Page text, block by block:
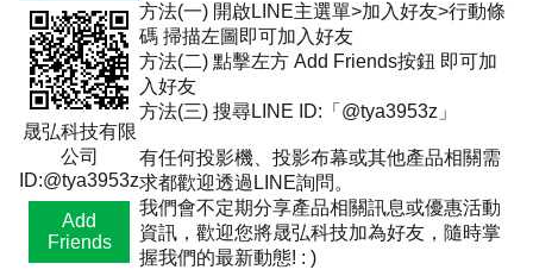
晟弘科技有限
公司
ID:@tya3953z
Add
Friends
方法(一) 開啟LINE主選單>加入好友>行動條
碼 掃描左圖即可加入好友
方法(二) 點擊左方 Add Friends按鈕 即可加
入好友
方法(三) 搜尋LINE ID:「@tya3953z」
有任何投影機、投影布幕或其他產品相關需
求都歡迎透過LINE詢問。
我們會不定期分享產品相關訊息或優惠活動
資訊，歡迎您將晟弘科技加為好友，隨時掌
握我們的最新動態! : )